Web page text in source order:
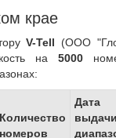
крае
V-Tell (ООО
на5000
Количество
номеров
Дата